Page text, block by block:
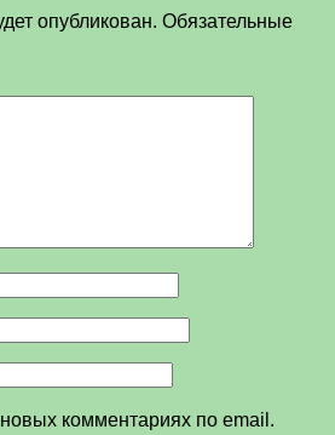
опубликован. Обязательные
комментариях по email.